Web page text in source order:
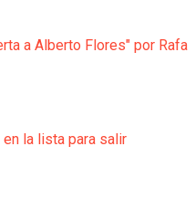
a Alberto Flores" por Rafa
la lista para salir